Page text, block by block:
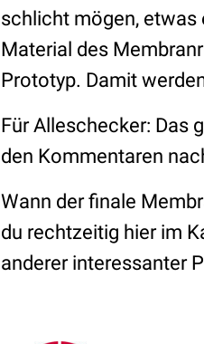
schlicht mögen, etwas
Material des
Prototyp. Damit
Für Alleschecker: Das
den Kommentaren
Wann der finale
du rechtzeitig hier im
anderer interessanter